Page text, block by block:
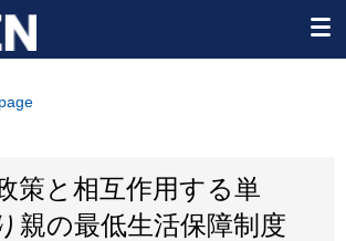
策と相互作用する単
親の最低生活保障制度